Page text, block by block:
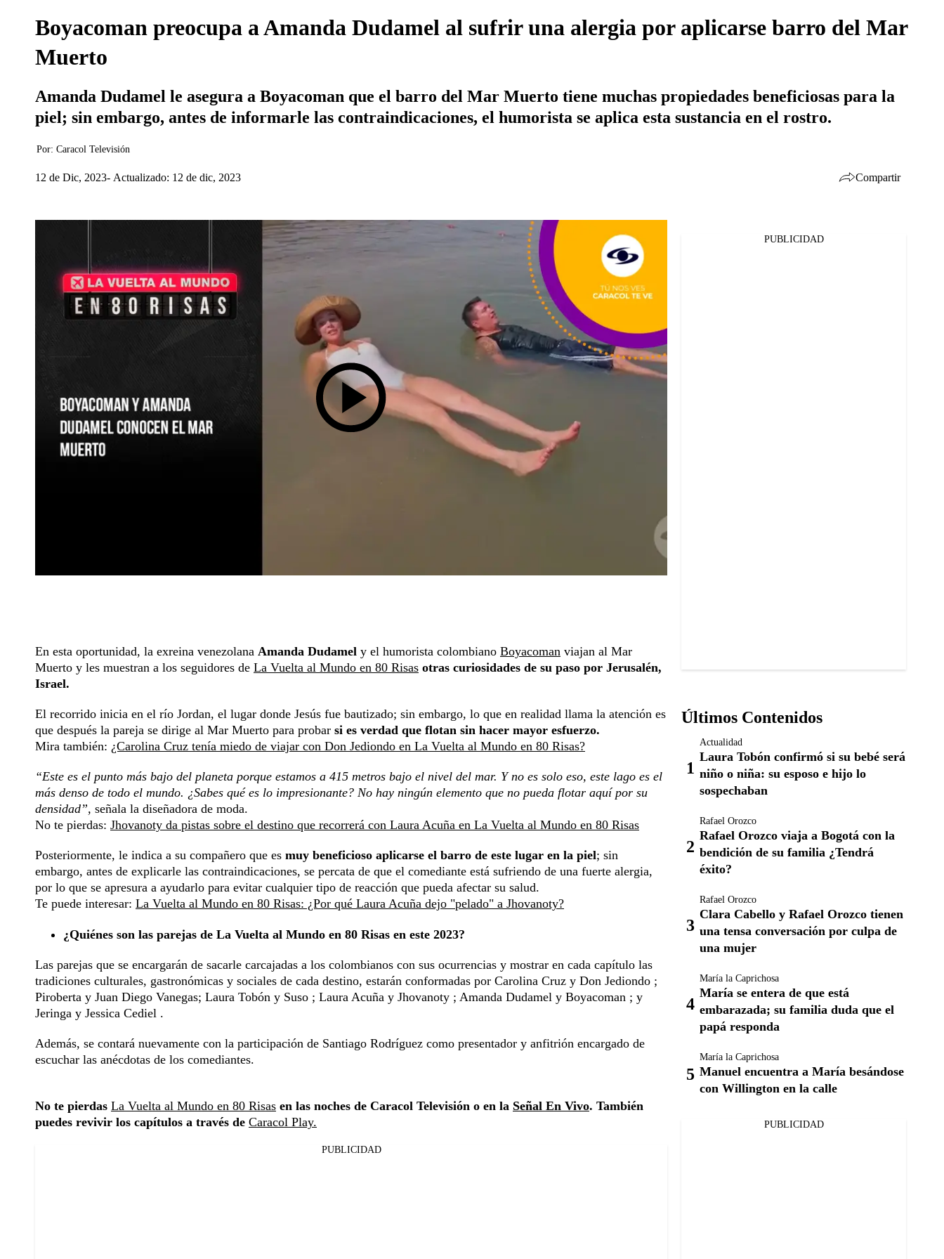
Boyacoman preocupa a Amanda Dudamel al sufrir una alergia por aplicarse barro del Mar
Muerto
Amanda Dudamel le asegura a Boyacoman que el barro del Mar Muerto tiene muchas propiedades beneficiosas para la
piel; sin embargo, antes de informarle las contraindicaciones, el humorista se aplica esta sustancia en el rostro.
Por: Caracol Televisión
12 de Dic, 2023 Actualizado: 12 de dic, 2023 Compartir
En esta oportunidad, la exreina venezolana Amanda Dudamel y el humorista colombiano Boyacoman viajan al Mar
Muerto y les muestran a los seguidores de La Vuelta al Mundo en 80 Risas otras curiosidades de su paso por Jerusalén,
Israel.
El recorrido inicia en el río Jordan, el lugar donde Jesús fue bautizado; sin embargo, lo que en realidad llama la atención es
que después la pareja se dirige al Mar Muerto para probar si es verdad que flotan sin hacer mayor esfuerzo.
Mira también: ¿Carolina Cruz tenía miedo de viajar con Don Jediondo en La Vuelta al Mundo en 80 Risas?
“Este es el punto más bajo del planeta porque estamos a 415 metros bajo el nivel del mar. Y no es solo eso, este lago es el
más denso de todo el mundo. ¿Sabes qué es lo impresionante? No hay ningún elemento que no pueda flotar aquí por su
densidad”, señala la diseñadora de moda.
No te pierdas: Jhovanoty da pistas sobre el destino que recorrerá con Laura Acuña en La Vuelta al Mundo en 80 Risas
Posteriormente, le indica a su compañero que es muy beneficioso aplicarse el barro de este lugar en la piel; sin
embargo, antes de explicarle las contraindicaciones, se percata de que el comediante está sufriendo de una fuerte alergia,
por lo que se apresura a ayudarlo para evitar cualquier tipo de reacción que pueda afectar su salud.
Te puede interesar: La Vuelta al Mundo en 80 Risas: ¿Por qué Laura Acuña dejo "pelado" a Jhovanoty?
¿Quiénes son las parejas de La Vuelta al Mundo en 80 Risas en este 2023?
Las parejas que se encargarán de sacarle carcajadas a los colombianos con sus ocurrencias y mostrar en cada capítulo las
tradiciones culturales, gastronómicas y sociales de cada destino, estarán conformadas por Carolina Cruz y Don Jediondo ;
Piroberta y Juan Diego Vanegas; Laura Tobón y Suso ; Laura Acuña y Jhovanoty ; Amanda Dudamel y Boyacoman ; y
Jeringa y Jessica Cediel .
Además, se contará nuevamente con la participación de Santiago Rodríguez como presentador y anfitrión encargado de
escuchar las anécdotas de los comediantes.
No te pierdas La Vuelta al Mundo en 80 Risas en las noches de Caracol Televisión o en la Señal En Vivo. También
puedes revivir los capítulos a través de Caracol Play.
PUBLICIDAD
PUBLICIDAD
Últimos Contenidos
Actualidad
Laura Tobón confirmó si su bebé será
niño o niña: su esposo e hijo lo
sospechaban
Rafael Orozco
Rafael Orozco viaja a Bogotá con la
bendición de su familia ¿Tendrá
éxito?
Rafael Orozco
Clara Cabello y Rafael Orozco tienen
una tensa conversación por culpa de
una mujer
María la Caprichosa
María se entera de que está
embarazada; su familia duda que el
papá responda
María la Caprichosa
Manuel encuentra a María besándose
con Willington en la calle
PUBLICIDAD